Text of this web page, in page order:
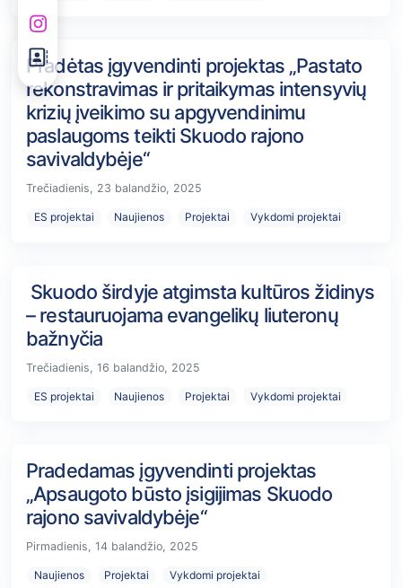
Pradėtas įgyvendinti projektas „Pastato
rekonstravimas ir pritaikymas intensyvių
krizių įveikimo su apgyvendinimu
paslaugoms teikti Skuodo rajono
savivaldybėje“
Trečiadienis, 23 balandžio, 2025
ES projektai Naujienos Projektai Vykdomi projektai
Skuodo širdyje atgimsta kultūros židinys
– restauruojama evangelikų liuteronų
bažnyčia
Trečiadienis, 16 balandžio, 2025
ES projektai Naujienos Projektai Vykdomi projektai
Pradedamas įgyvendinti projektas
„Apsaugoto būsto įsigijimas Skuodo
rajono savivaldybėje“
Pirmadienis, 14 balandžio, 2025
Naujienos Projektai Vykdomi projektai